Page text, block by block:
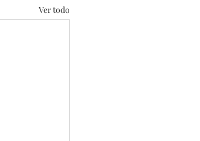
Ver todo